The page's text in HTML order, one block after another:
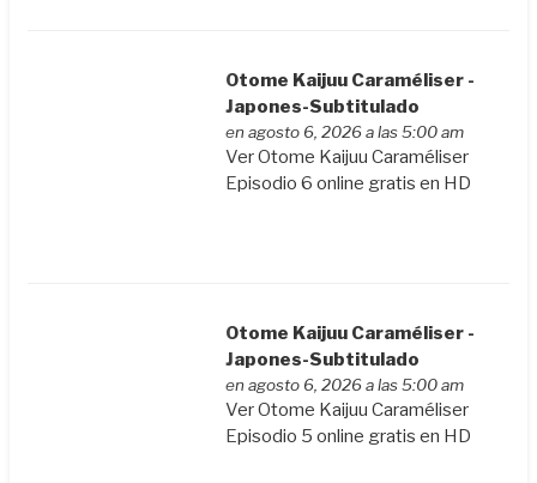
Otome Kaijuu Caraméliser -
Japones-Subtitulado
en agosto 6, 2026 a las 5:00 am
Ver Otome Kaijuu Caraméliser
Episodio 6 online gratis en HD
Otome Kaijuu Caraméliser -
Japones-Subtitulado
en agosto 6, 2026 a las 5:00 am
Ver Otome Kaijuu Caraméliser
Episodio 5 online gratis en HD